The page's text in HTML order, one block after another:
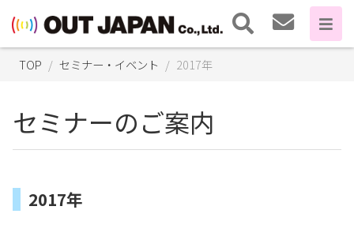
TOP セミナー・イベント 2017年
セミナーのご案内
2017年